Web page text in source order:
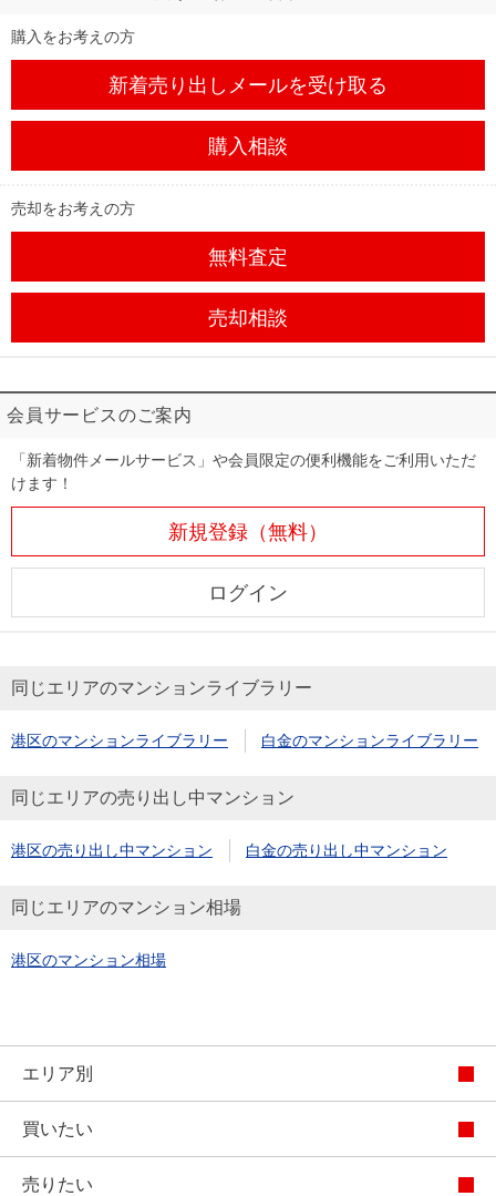
購入をお考えの方
新着売り出しメールを受け取る
購入相談
売却をお考えの方
無料査定
売却相談
会員サービスのご案内
「新着物件メールサービス」や会員限定の便利機能をご利用いただ
けます！
新規登録（無料）
ログイン
同じエリアのマンションライブラリー
港区のマンションライブラリー 白金のマンションライブラリー
同じエリアの売り出し中マンション
港区の売り出し中マンション 白金の売り出し中マンション
同じエリアのマンション相場
港区のマンション相場
エリア別
買いたい
売りたい